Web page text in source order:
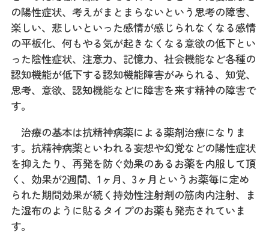
の陽性症状、考えがまとまらないという思考の障害、
楽しい、悲しいといった感情が感じられなくなる感情
の平板化、何もやる気が起きなくなる意欲の低下とい
った陰性症状、注意力、記憶力、社会機能など各種の
認知機能が低下する認知機能障害がみられる、知覚、
思考、意欲、認知機能などに障害を来す精神の障害で
す。
治療の基本は抗精神病薬による薬剤治療になりま
す。抗精神病薬といわれる妄想や幻覚などの陽性症状
を抑えたり、再発を防ぐ効果のあるお薬を内服して頂
く、効果が2週間、1ヶ月、3ヶ月というお薬毎に定め
られた期間効果が続く持効性注射剤の筋肉内注射、ま
た湿布のように貼るタイプのお薬も発売されていま
す。